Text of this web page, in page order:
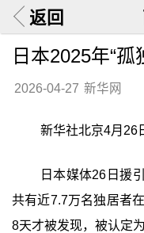
返回
日本2025年“孤
2026-04-27 新华网
新华社北京4月26
日本媒体26日援
共有近7.7万名独居者
8天才被发现，被认定为